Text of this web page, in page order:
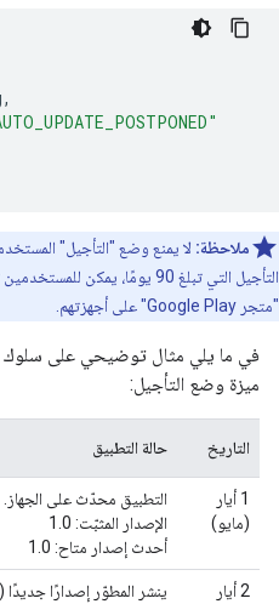
,
ملاحظة: لا يمنع وضع "التأجيل"
التأجيل التي تبلغ 90 يومًا،
"متجر Google Play" على أجهزتهم.
في ما يلي مثال توضيحي على سلوك
ميزة وضع التأجيل:
التاريخ حالة التطبيق
1 أيار
(مايو)
التطبيق محدّث على الجهاز.
الإصدار المثبّت: 1.0
أحدث إصدار متاح: 1.0
2 أيار